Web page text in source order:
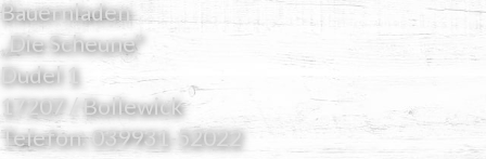
Bauernladen
„Die Scheune“
Dudel 1
17207 / Bollewick
Telefon:039931-52022